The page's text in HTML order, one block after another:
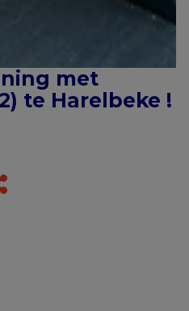
met
te Harelbeke !